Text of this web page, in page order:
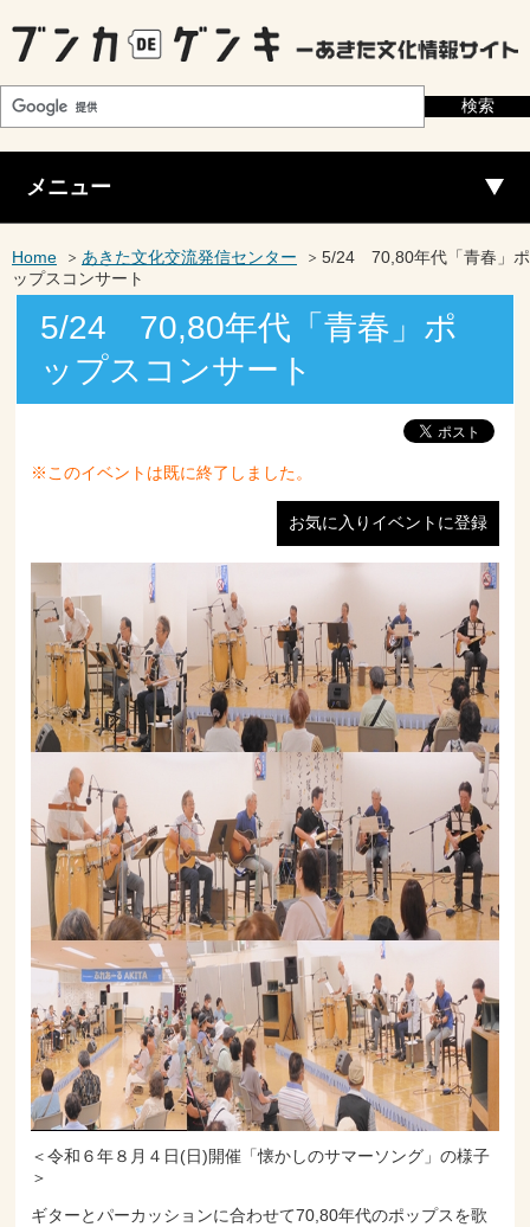
メニュー
Home あきた文化交流発信センター
5/24 70,80年代「青春」ポ
ップスコンサート
5/24 70,80年代「青春」ポ
ップスコンサート
※このイベントは既に終了しました。
お気に入りイベントに登録
＜令和６年８月４日(日)開催「懐かしのサマーソング」の様子
＞
ギターとパーカッションに合わせて70,80年代のポップスを歌